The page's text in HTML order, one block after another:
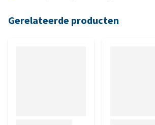
Gerelateerde producten